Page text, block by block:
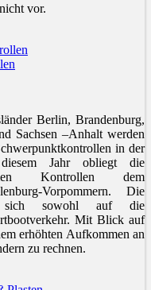
vor.
Berlin, Brandenburg,
Sachsen –Anhalt werden
in der
Jahr obliegt die
Kontrollen dem
Vorpommern. Die
sich sowohl auf die
Mit Blick auf
erhöhten Aufkommen an
zu rechnen.